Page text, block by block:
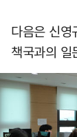
다음은 신영
책국과의 일